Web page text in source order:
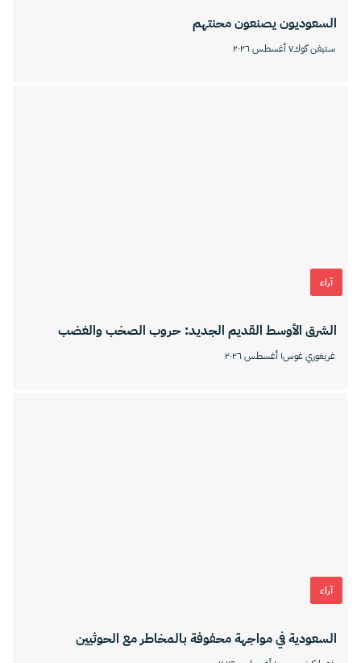
السعوديون يصنعون محنتهم
ستيفن كوك٧ أغسطس ٢٠٢٦
آراء
الشرق الأوسط القديم الجديد: حروب الصخب والغضب
غريغوري غوس١ أغسطس ٢٠٢٦
آراء
السعودية في مواجهة محفوفة بالمخاطر مع الحوثيين